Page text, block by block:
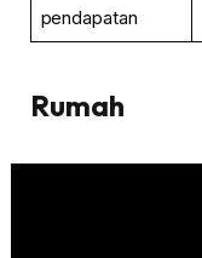
pendapatan
Rumah